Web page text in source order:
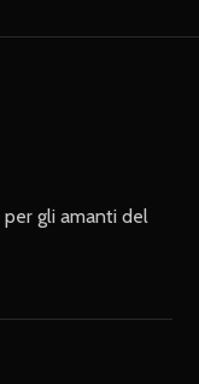
gli amanti del